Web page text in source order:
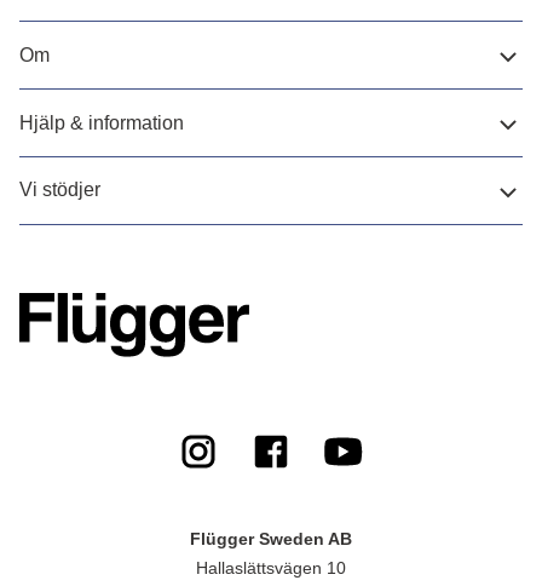
Om
Hjälp & information
Vi stödjer
Flügger Sweden AB
Hallaslättsvägen 10